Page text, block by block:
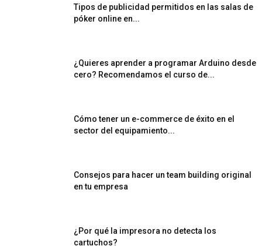
Tipos de publicidad permitidos en las salas de
póker online en...
¿Quieres aprender a programar Arduino desde
cero? Recomendamos el curso de...
Cómo tener un e-commerce de éxito en el
sector del equipamiento...
Consejos para hacer un team building original
en tu empresa
¿Por qué la impresora no detecta los
cartuchos?